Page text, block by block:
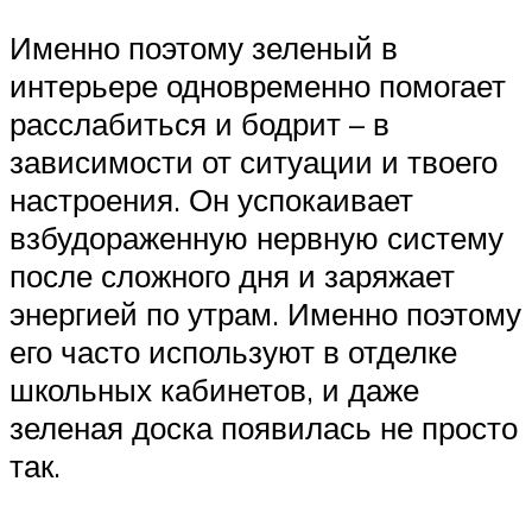
Именно поэтому зеленый в
интерьере одновременно помогает
расслабиться и бодрит – в
зависимости от ситуации и твоего
настроения. Он успокаивает
взбудораженную нервную систему
после сложного дня и заряжает
энергией по утрам. Именно поэтому
его часто используют в отделке
школьных кабинетов, и даже
зеленая доска появилась не просто
так.